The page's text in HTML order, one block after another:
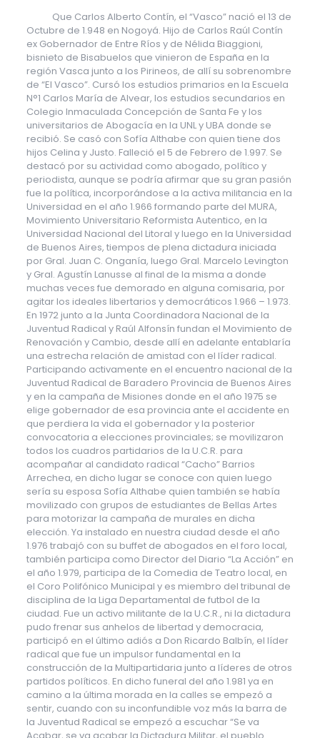
Que Carlos Alberto Contín, el “Vasco” nació el 13 de
Octubre de 1.948 en Nogoyá. Hijo de Carlos Raúl Contín
ex Gobernador de Entre Ríos y de Nélida Biaggioni,
bisnieto de Bisabuelos que vinieron de España en la
región Vasca junto a los Pirineos, de allí su sobrenombre
de “El Vasco”. Cursó los estudios primarios en la Escuela
N°1 Carlos María de Alvear, los estudios secundarios en
Colegio Inmaculada Concepción de Santa Fe y los
universitarios de Abogacía en la UNL y UBA donde se
recibió. Se casó con Sofía Althabe con quien tiene dos
hijos Celina y Justo. Falleció el 5 de Febrero de 1.997. Se
destacó por su actividad como abogado, político y
periodista, aunque se podría afirmar que su gran pasión
fue la política, incorporándose a la activa militancia en la
Universidad en el año 1.966 formando parte del MURA,
Movimiento Universitario Reformista Autentico, en la
Universidad Nacional del Litoral y luego en la Universidad
de Buenos Aires, tiempos de plena dictadura iniciada
por Gral. Juan C. Onganía, luego Gral. Marcelo Levington
y Gral. Agustín Lanusse al final de la misma a donde
muchas veces fue demorado en alguna comisaria, por
agitar los ideales libertarios y democráticos 1.966 – 1.973.
En 1972 junto a la Junta Coordinadora Nacional de la
Juventud Radical y Raúl Alfonsín fundan el Movimiento de
Renovación y Cambio, desde allí en adelante entablaría
una estrecha relación de amistad con el líder radical.
Participando activamente en el encuentro nacional de la
Juventud Radical de Baradero Provincia de Buenos Aires
y en la campaña de Misiones donde en el año 1975 se
elige gobernador de esa provincia ante el accidente en
que perdiera la vida el gobernador y la posterior
convocatoria a elecciones provinciales; se movilizaron
todos los cuadros partidarios de la U.C.R. para
acompañar al candidato radical “Cacho” Barrios
Arrechea, en dicho lugar se conoce con quien luego
sería su esposa Sofía Althabe quien también se había
movilizado con grupos de estudiantes de Bellas Artes
para motorizar la campaña de murales en dicha
elección. Ya instalado en nuestra ciudad desde el año
1.976 trabajó con su buffet de abogados en el foro local,
también participa como Director del Diario “La Acción” en
el año 1.979, participa de la Comedia de Teatro local, en
el Coro Polifónico Municipal y es miembro del tribunal de
disciplina de la Liga Departamental de futbol de la
ciudad. Fue un activo militante de la U.C.R., ni la dictadura
pudo frenar sus anhelos de libertad y democracia,
participó en el último adiós a Don Ricardo Balbín, el líder
radical que fue un impulsor fundamental en la
construcción de la Multipartidaria junto a líderes de otros
partidos políticos. En dicho funeral del año 1.981 ya en
camino a la última morada en la calles se empezó a
sentir, cuando con su inconfundible voz más la barra de
la Juventud Radical se empezó a escuchar “Se va